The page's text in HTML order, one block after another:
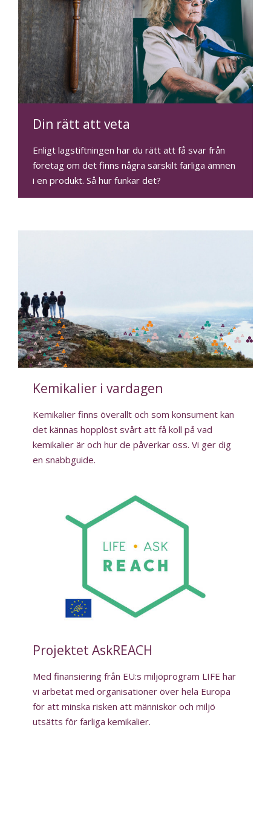
Din rätt att veta
Enligt lagstiftningen har du rätt att få svar från
företag om det finns några särskilt farliga ämnen
i en produkt. Så hur funkar det?
Kemikalier i vardagen
Kemikalier finns överallt och som konsument kan
det kännas hopplöst svårt att få koll på vad
kemikalier är och hur de påverkar oss. Vi ger dig
en snabbguide.
Projektet AskREACH
Med finansiering från EU:s miljöprogram LIFE har
vi arbetat med organisationer över hela Europa
för att minska risken att människor och miljö
utsätts för farliga kemikalier.